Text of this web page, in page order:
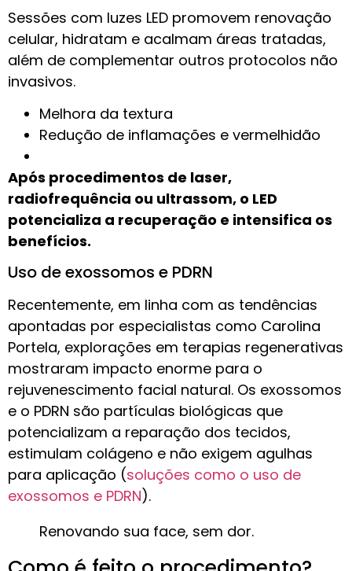
Sessões com luzes LED promovem renovação
celular, hidratam e acalmam áreas tratadas,
além de complementar outros protocolos não
invasivos.
Melhora da textura
Redução de inflamações e vermelhidão
Após procedimentos de laser,
radiofrequência ou ultrassom, o LED
potencializa a recuperação e intensifica os
benefícios.
Uso de exossomos e PDRN
Recentemente, em linha com as tendências
apontadas por especialistas como Carolina
Portela, explorações em terapias regenerativas
mostraram impacto enorme para o
rejuvenescimento facial natural. Os exossomos
e o PDRN são partículas biológicas que
potencializam a reparação dos tecidos,
estimulam colágeno e não exigem agulhas
para aplicação (soluções como o uso de
exossomos e PDRN).
Renovando sua face, sem dor.